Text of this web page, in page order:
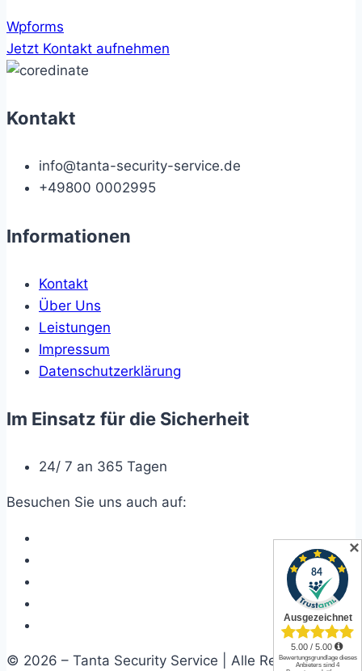
Wpforms
Jetzt Kontakt aufnehmen
Kontakt
info@tanta-security-service.de
+49800 0002995
Informationen
Kontakt
Über Uns
Leistungen
Impressum
Datenschutzerklärung
Im Einsatz für die Sicherheit
24/ 7 an 365 Tagen
Besuchen Sie uns auch auf:
© 2026 – Tanta Security Service | Alle Rechte
✕